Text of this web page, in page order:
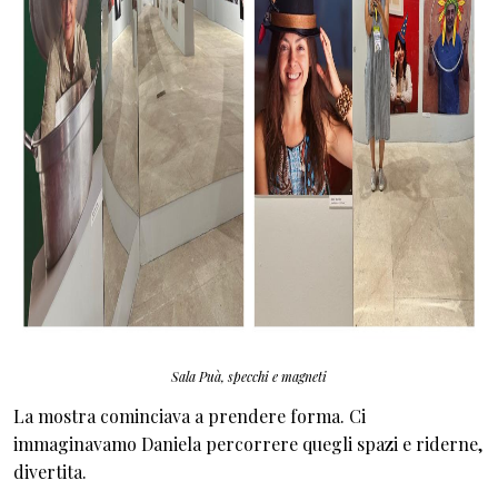
Sala Puà, specchi e magneti
La mostra cominciava a prendere forma. Ci
immaginavamo Daniela percorrere quegli spazi e riderne,
divertita.